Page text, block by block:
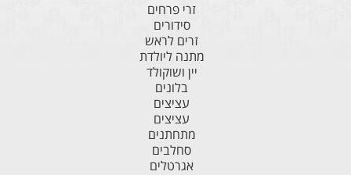
זרי פרחים
סידורים
זרים לראש
מתנה ליולדת
יין ושוקולד
בלונים
עציצים
עציצים
מתחתנים
סחלבים
אגרטלים